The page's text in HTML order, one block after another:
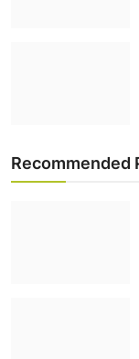
Recommended